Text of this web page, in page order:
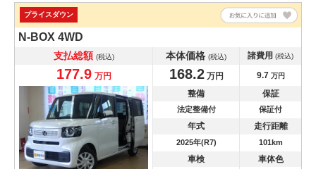
プライスダウン
N-BOX 4WD
支払総額 (税込) 本体価格 (税込) 諸費用 (税込)
177.9 万円 168.2万円 9.7 万円
整備 保証
法定整備付 保証付
年式 走行距離
2025年(R7) 101km
車検 車体色